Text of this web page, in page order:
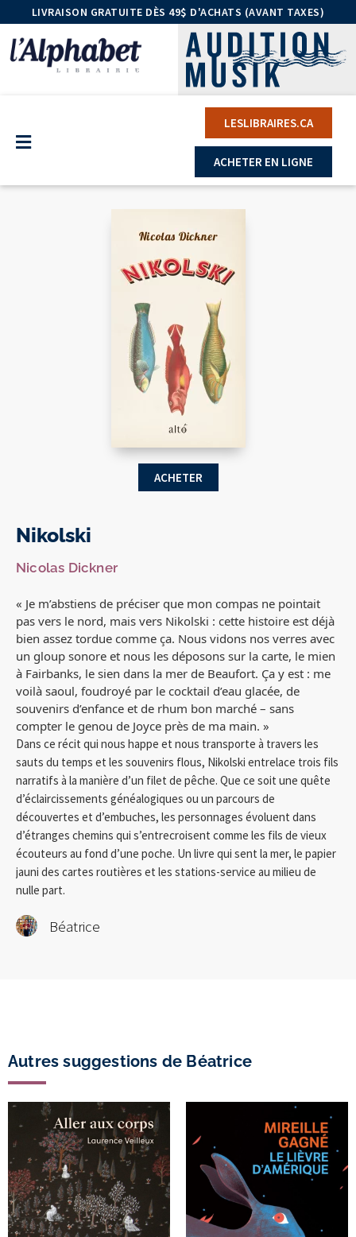
LIVRAISON GRATUITE DÈS 49$ D'ACHATS (AVANT TAXES)
LESLIBRAIRES.CA
ACHETER EN LIGNE
ACHETER
Nikolski
Nicolas Dickner
« Je m’abstiens de préciser que mon compas ne pointait
pas vers le nord, mais vers Nikolski : cette histoire est déjà
bien assez tordue comme ça. Nous vidons nos verres avec
un gloup sonore et nous les déposons sur la carte, le mien
à Fairbanks, le sien dans la mer de Beaufort. Ça y est : me
voilà saoul, foudroyé par le cocktail d’eau glacée, de
souvenirs d’enfance et de rhum bon marché – sans
compter le genou de Joyce près de ma main. »
Dans ce récit qui nous happe et nous transporte à travers les
sauts du temps et les souvenirs flous, Nikolski entrelace trois fils
narratifs à la manière d’un filet de pêche. Que ce soit une quête
d’éclaircissements généalogiques ou un parcours de
découvertes et d’embuches, les personnages évoluent dans
d’étranges chemins qui s’entrecroisent comme les fils de vieux
écouteurs au fond d’une poche. Un livre qui sent la mer, le papier
jauni des cartes routières et les stations-service au milieu de
nulle part.
Béatrice
Autres suggestions de Béatrice